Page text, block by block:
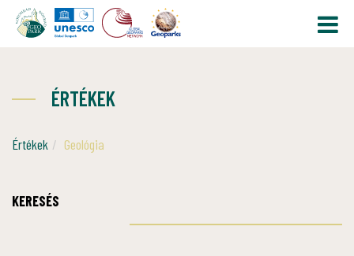
ÉRTÉKEK
Értékek Geológia
KERESÉS